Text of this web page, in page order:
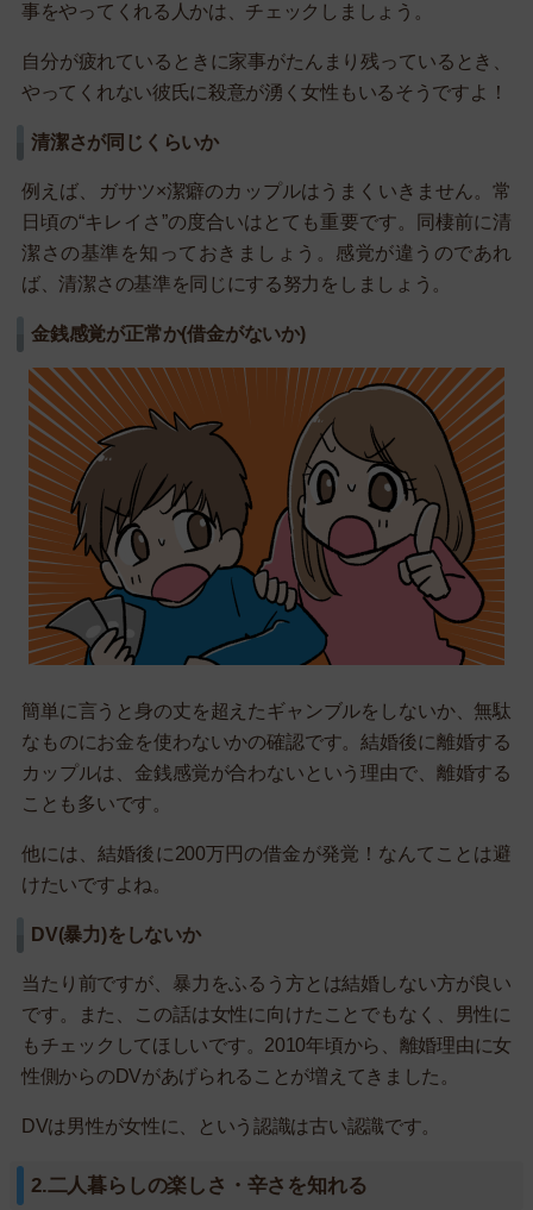
事をやってくれる人かは、チェックしましょう。
自分が疲れているときに家事がたんまり残っているとき、
やってくれない彼氏に殺意が湧く女性もいるそうですよ！
清潔さが同じくらいか
例えば、ガサツ×潔癖のカップルはうまくいきません。常
日頃の“キレイさ”の度合いはとても重要です。同棲前に清
潔さの基準を知っておきましょう。感覚が違うのであれ
ば、清潔さの基準を同じにする努力をしましょう。
金銭感覚が正常か(借金がないか)
簡単に言うと身の丈を超えたギャンブルをしないか、無駄
なものにお金を使わないかの確認です。結婚後に離婚する
カップルは、金銭感覚が合わないという理由で、離婚する
ことも多いです。
他には、結婚後に200万円の借金が発覚！なんてことは避
けたいですよね。
DV(暴力)をしないか
当たり前ですが、暴力をふるう方とは結婚しない方が良い
です。また、この話は女性に向けたことでもなく、男性に
もチェックしてほしいです。2010年頃から、離婚理由に女
性側からのDVがあげられることが増えてきました。
DVは男性が女性に、という認識は古い認識です。
2.二人暮らしの楽しさ・辛さを知れる